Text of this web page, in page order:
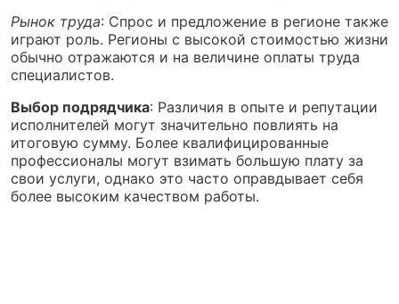
Рынок труда: Спрос и предложение в регионе также
играют роль. Регионы с высокой стоимостью жизни
обычно отражаются и на величине оплаты труда
специалистов.
Выбор подрядчика: Различия в опыте и репутации
исполнителей могут значительно повлиять на
итоговую сумму. Более квалифицированные
профессионалы могут взимать большую плату за
свои услуги, однако это часто оправдывает себя
более высоким качеством работы.